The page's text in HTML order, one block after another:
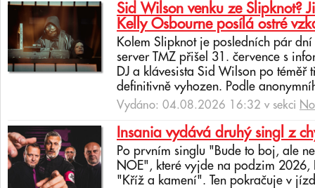
Sid Wilson venku ze Slipknot?
Kelly Osbourne posílá ostré
Kolem Slipknot je posledních pár
server TMZ přišel 31. července s
DJ a klávesista Sid Wilson po téměř
definitivně vyhozen. Podle
Vydáno: 04.08.2026 16:32 v sekci
Insania vydává druhý singl z
Po prvním singlu "Bude to boj, ale
NOE", které vyjde na podzim 2026,
"Kříž a kamení". Ten pokračuje v